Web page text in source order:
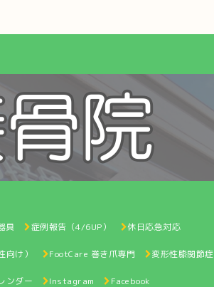
具 症例報告（4/6UP） 休日応急対応
け） FootCare 巻き爪専門 変形性膝関節症
ンダー Instagram Facebook